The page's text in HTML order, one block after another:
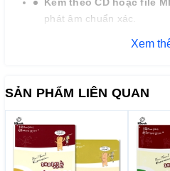
phát âm chuẩn xác.
15 bài học chính:
Tập
Phần luyện tập:
Bao
viết để củng cố kiến thức.
Xem
SẢN PHẨM LIÊN QUAN